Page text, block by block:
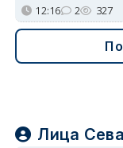
12:16 2 327
Лица